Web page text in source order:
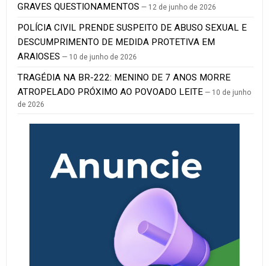
GRAVES QUESTIONAMENTOS
12 de junho de 2026
POLÍCIA CIVIL PRENDE SUSPEITO DE ABUSO SEXUAL E
DESCUMPRIMENTO DE MEDIDA PROTETIVA EM
ARAIOSES
10 de junho de 2026
TRAGÉDIA NA BR-222: MENINO DE 7 ANOS MORRE
ATROPELADO PRÓXIMO AO POVOADO LEITE
10 de junho
de 2026